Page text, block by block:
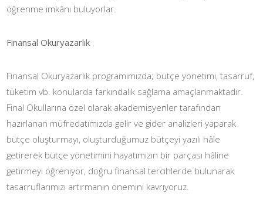
öğrenme imkânı buluyorlar.
Finansal Okuryazarlık
Finansal Okuryazarlık programımızda; bütçe yönetimi, tasarruf,
tüketim vb. konularda farkındalık sağlama amaçlanmaktadır.
Final Okullarına özel olarak akademisyenler tarafından
hazırlanan müfredatımızda gelir ve gider analizleri yaparak
bütçe oluşturmayı, oluşturduğumuz bütçeyi yazılı hâle
getirerek bütçe yönetimini hayatımızın bir parçası hâline
getirmeyi öğreniyor, doğru finansal tercihlerde bulunarak
tasarruflarımızı artırmanın önemini kavrıyoruz.